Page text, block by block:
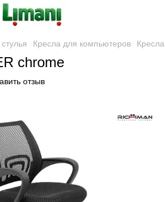
Кресла для компьютеров
chrome
отзыв